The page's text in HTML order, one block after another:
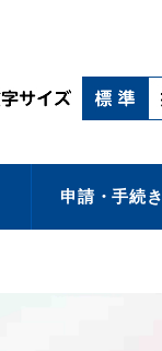
申請・手続き